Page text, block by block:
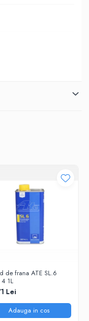
de frana ATE SL.6
1L
Lei
Adauga in cos